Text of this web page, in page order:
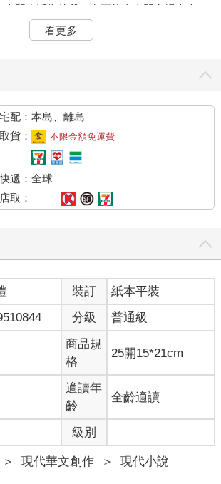
東門臨沂街的我，有可能去東門市場走走，
種精神抖擻的氣氛，通常最早工作的一定是
上，肉販神準地下快刀切割，雖然是無聲的
應著，隔鄰的魚販將剛運到的大草魚倒進小
啦地在淺水中掙扎吐氣，早出局的魚其實也
慢慢擺好了菜攤，講究者會灑水好讓菜蔬看
的菜總看來很有朝氣的樣子，也較能讓疲倦
舒適。
已經逐漸要闔上的雙眼，有一種恍惚的倦
家上床會更容易入眠也保證不會大上午突然
南銀行旁的小巷中吃壽司、味噌湯、脆腸排
老板人極沉靜，常常小吃做得好的攤家都不
料理細節吧！這家小攤我起碼吃了十年，但
口味也跟著變差，如今每回忍不住去一趟就
搬出臨沂街的家，在復興南路底與人合租公
活，當時天天深夜在信義路國際學舍對面的
陣，總是清談到清晨三、四點再沿著信義
看更多
配：本島、離島
貨：
不限金額免運費
遞：全球
取：
裝訂
紙本平裝
分級 普通級
商品規
格
25開15*21cm
適讀年
齡
全齡適讀
級別
＞ 現代華文創作 ＞ 現代小說